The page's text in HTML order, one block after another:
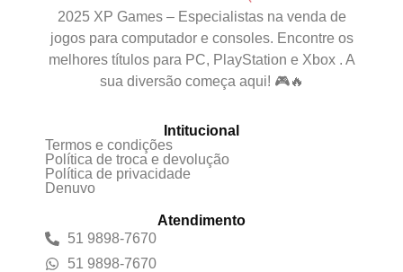
2025 XP Games – Especialistas na venda de
jogos para computador e consoles. Encontre os
melhores títulos para PC, PlayStation e Xbox . A
sua diversão começa aqui! 🎮🔥
Intitucional
Termos e condições
Política de troca e devolução
Política de privacidade
Denuvo
Atendimento
51 9898-7670
51 9898-7670